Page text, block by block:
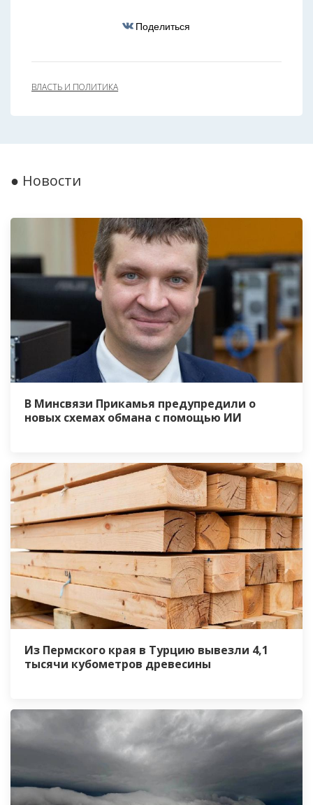
Поделиться
ВЛАСТЬ И ПОЛИТИКА
● Новости
В Минсвязи Прикамья предупредили о
новых схемах обмана с помощью ИИ
Из Пермского края в Турцию вывезли 4,1
тысячи кубометров древесины